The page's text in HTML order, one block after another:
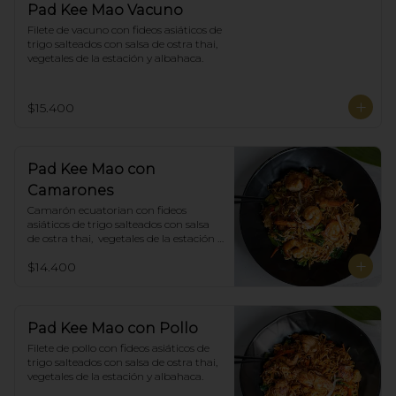
Pad Kee Mao Vacuno
Filete de vacuno con fideos asiáticos de
trigo salteados con salsa de ostra thai,
vegetales de la estación y albahaca.
$15.400
Pad Kee Mao con
Camarones
Camarón ecuatorian con fideos
asiáticos de trigo salteados con salsa
de ostra thai,  vegetales de la estación y
$14.400
Pad Kee Mao con Pollo
Filete de pollo con fideos asiáticos de
trigo salteados con salsa de ostra thai,
vegetales de la estación y albahaca.